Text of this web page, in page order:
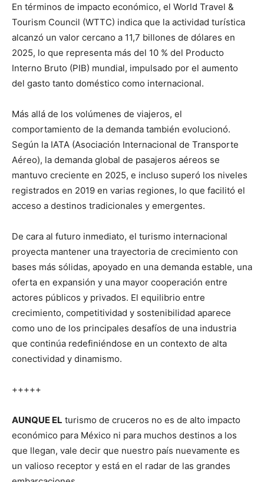
En términos de impacto económico, el World Travel &
Tourism Council (WTTC) indica que la actividad turística
alcanzó un valor cercano a 11,7 billones de dólares en
2025, lo que representa más del 10 % del Producto
Interno Bruto (PIB) mundial, impulsado por el aumento
del gasto tanto doméstico como internacional.
Más allá de los volúmenes de viajeros, el
comportamiento de la demanda también evolucionó.
Según la IATA (Asociación Internacional de Transporte
Aéreo), la demanda global de pasajeros aéreos se
mantuvo creciente en 2025, e incluso superó los niveles
registrados en 2019 en varias regiones, lo que facilitó el
acceso a destinos tradicionales y emergentes.
De cara al futuro inmediato, el turismo internacional
proyecta mantener una trayectoria de crecimiento con
bases más sólidas, apoyado en una demanda estable, una
oferta en expansión y una mayor cooperación entre
actores públicos y privados. El equilibrio entre
crecimiento, competitividad y sostenibilidad aparece
como uno de los principales desafíos de una industria
que continúa redefiniéndose en un contexto de alta
conectividad y dinamismo.
+++++
AUNQUE EL turismo de cruceros no es de alto impacto
económico para México ni para muchos destinos a los
que llegan, vale decir que nuestro país nuevamente es
un valioso receptor y está en el radar de las grandes